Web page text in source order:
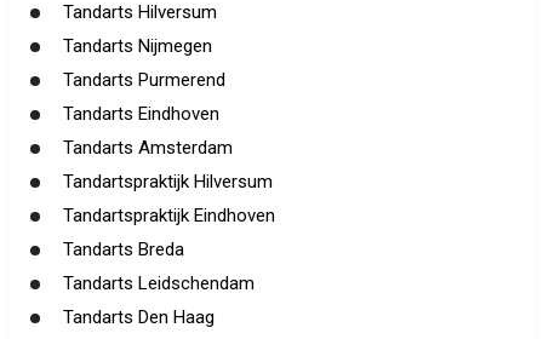
Tandarts Hilversum
Tandarts Nijmegen
Tandarts Purmerend
Tandarts Eindhoven
Tandarts Amsterdam
Tandartspraktijk Hilversum
Tandartspraktijk Eindhoven
Tandarts Breda
Tandarts Leidschendam
Tandarts Den Haag